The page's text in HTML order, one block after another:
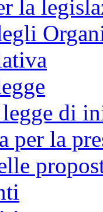
la
di
per la